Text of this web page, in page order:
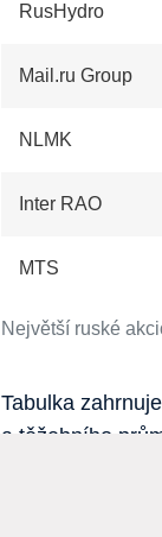
Největší ruské
RusHydro
Mail.ru Group
NLMK
Inter RAO
MTS
Tabulka
a těžebního